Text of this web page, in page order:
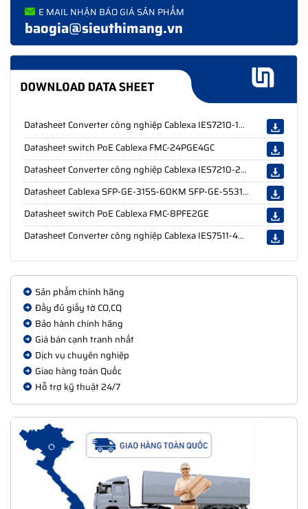
E MAIL NHẬN BÁO GIÁ SẢN PHẨM
baogia@sieuthimang.vn
Datasheet Converter công nghiệp Cablexa IES7210-16E-CA
Datasheet switch PoE Cablexa FMC-24PGE4GC
Datasheet Converter công nghiệp Cablexa IES7210-2FE1FX-CA
Datasheet Cablexa SFP-GE-3155-60KM SFP-GE-5531-60KM
Datasheet switch PoE Cablexa FMC-8PFE2GE
Datasheet Converter công nghiệp Cablexa IES7511-4GE2GF-CA
Sản phẩm chính hãng
Đầy đủ giấy tờ CO,CQ
Bảo hành chính hãng
Giá bán cạnh tranh nhất
Dịch vụ chuyên nghiệp
Giao hàng toàn Quốc
Hỗ trợ kỹ thuật 24/7